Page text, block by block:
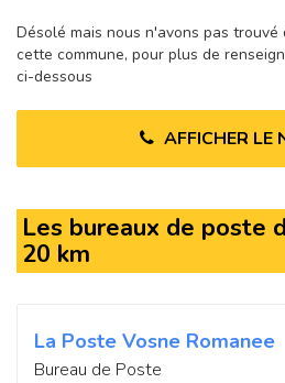
Désolé mais nous n'avons pas
cette commune, pour plus de
ci-dessous
AFFICHER LE
Les bureaux de poste
20 km
La Poste Vosne Romanee
Bureau de Poste